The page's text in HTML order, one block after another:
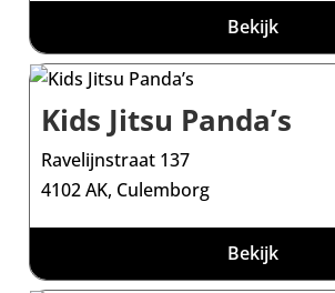
Bekijk
Kids Jitsu Panda’s
Ravelijnstraat 137
4102 AK, Culemborg
Bekijk